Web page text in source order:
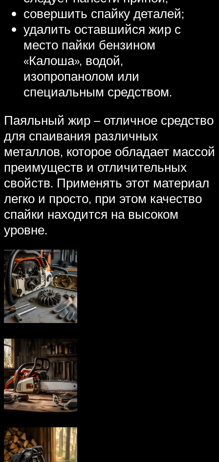
совершить спайку деталей;
удалить оставшийся жир с
место пайки бензином
«Калоша», водой,
изопропанолом или
специальным средством.
Паяльный жир – отличное средство
для спаивания различных
металлов, которое обладает массой
преимуществ и отличительных
свойств. Применять этот материал
легко и просто, при этом качество
спайки находится на высоком
уровне.